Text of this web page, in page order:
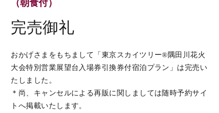
（朝食付）
完売御礼
おかげさまをもちまして「東京スカイツリー®隅田川花火
大会特別営業展望台入場券引換券付宿泊プラン」は完売い
たしました。
＊尚、キャンセルによる再販に関しましては随時予約サイ
トへ掲載いたします。